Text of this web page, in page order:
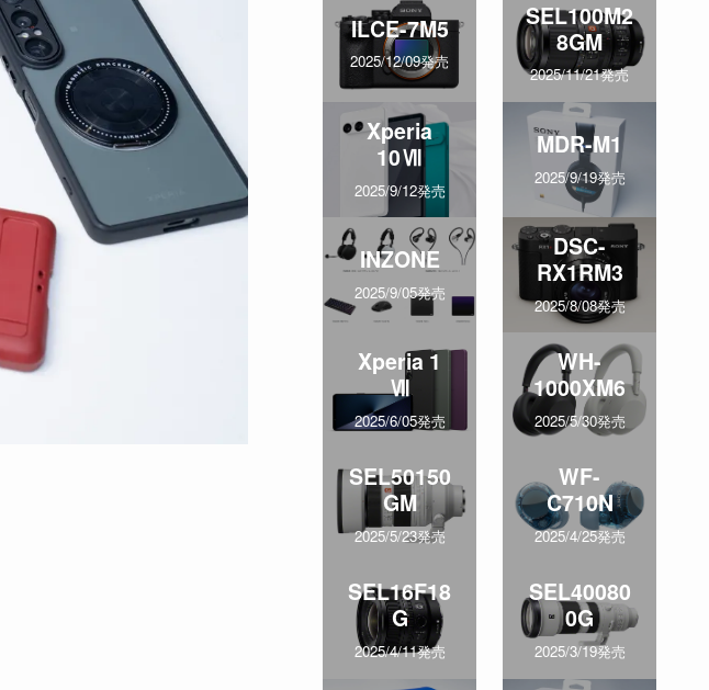
ILCE-7M5
2025/12/09発売
SEL100M2
8GM
2025/11/21発売
Xperia
10Ⅶ
2025/9/12発売
MDR-M1
2025/9/19発売
INZONE
2025/9/05発売
DSC-
RX1RM3
2025/8/08発売
Xperia 1
Ⅶ
2025/6/05発売
WH-
1000XM6
2025/5/30発売
SEL50150
GM
2025/5/23発売
WF-
C710N
2025/4/25発売
SEL16F18
G
2025/4/11発売
SEL40080
0G
2025/3/19発売